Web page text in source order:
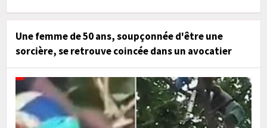
Une femme de 50 ans, soupçonnée d'être une
sorcière, se retrouve coincée dans un avocatier